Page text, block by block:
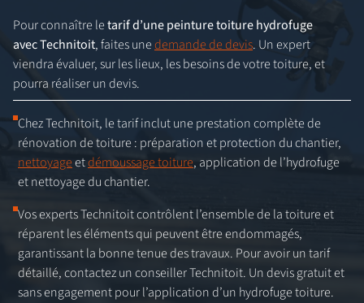
Pour connaître letarif d’une peinture toiture hydrofuge
avec Technitoit, faites unedemande de devis. Un expert
viendra évaluer, sur les lieux, les besoins de votre toiture, et
pourra réaliser un devis.
Chez Technitoit, le tarif inclut une prestation complète de
rénovation de toiture : préparation et protection du chantier,
nettoyageetdémoussage toiture, application de l’hydrofuge
et nettoyage du chantier.
Vos experts Technitoit contrôlent l’ensemble de la toiture et
réparent les éléments qui peuvent être endommagés,
garantissant la bonne tenue des travaux. Pour avoir un tarif
détaillé, contactez un conseiller Technitoit. Un devis gratuit et
sans engagement pour l’application d’un hydrofuge toiture.